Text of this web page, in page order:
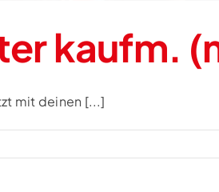
kaufm.
mit deinen [...]